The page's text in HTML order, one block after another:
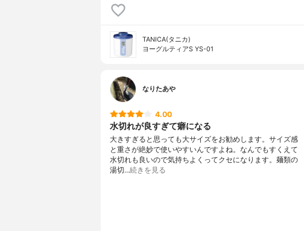
TANICA(タニカ)
ヨーグルティアS YS-01
なりたあや
4.00
水切れが良すぎて癖になる
大きすぎると思っても大サイズをお勧めします。サイズ感
と重さが絶妙で使いやすいんですよね。なんでもすくえて
水切れも良いので気持ちよくってクセになります。麺類の
湯切…続きを見る